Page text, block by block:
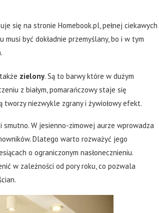
się na stronie Homebook.pl, pełnej ciekawych
być dokładnie przemyślany, bo i w tym
zielony. Są to barwy które w dużym
z białym, pomarańczowy staje się
tworzy niezwykle zgrany i żywiołowy efekt.
smutno. W jesienno-zimowej aurze wprowadza
Dlatego warto rozważyć jego
o ograniczonym nasłonecznieniu.
w zależności od pory roku, co pozwala